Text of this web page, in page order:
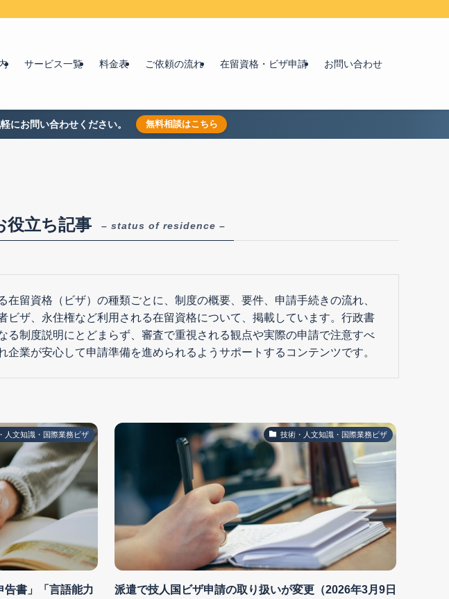
サービス一覧 料金表 ご依頼の流れ 在留資格・ビザ申請 お問い合わせ
にお問い合わせください。 無料相談はこちら
役立ち記事 – status of residence –
在留資格（ビザ）の種類ごとに、制度の概要、要件、申請手続きの流れ、
ビザ、永住権など利用される在留資格について、掲載しています。行政書
る制度説明にとどまらず、審査で重視される観点や実際の申請で注意すべ
企業が安心して申請準備を進められるようサポートするコンテンツです。
人文知識・国際業務ビザ
告書」「言語能力
技術・人文知識・国際業務ビザ
派遣で技人国ビザ申請の取り扱いが変更（2026年3月9日